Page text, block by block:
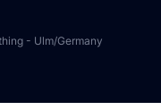
- Ulm/Germany